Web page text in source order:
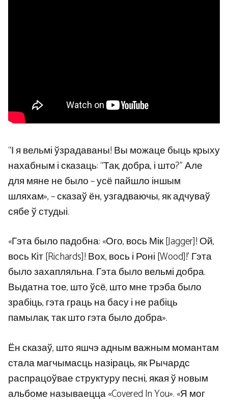
“І я вельмі ўзрадаваны! Вы можаце быць крыху
нахабным і сказаць: “Так, добра, і што?” Але
для мяне не было – усё пайшло іншым
шляхам», – сказаў ён, узгадваючы, як адчуваў
сябе ў студыі.
«Гэта было падобна: «Ого, вось Мік [Jagger]! Ой,
вось Кіт [Richards]! Вох, вось і Роні [Wood]!’ Гэта
было захапляльна. Гэта было вельмі добра.
Выдатна тое, што ўсё, што мне трэба было
зрабіць, гэта граць на басу і не рабіць
памылак, так што гэта было добра».
Ён сказаў, што яшчэ адным важным момантам
стала магчымасць назіраць, як Рычардс
распрацоўвае структуру песні, якая ў новым
альбоме называецца «Covered In You». «Я мог